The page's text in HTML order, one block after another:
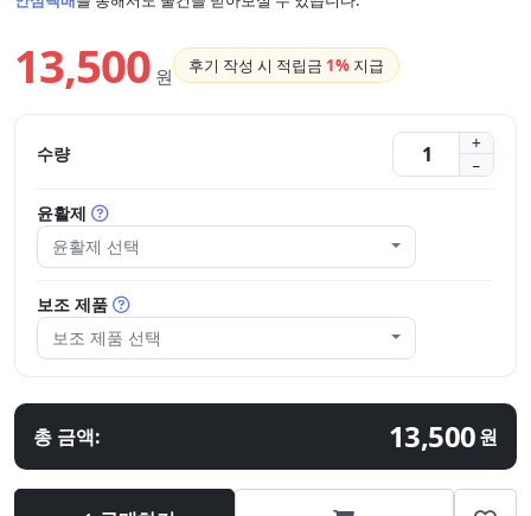
13,500 원 후기 작성 시 적립금 1% 지급
수량
윤활제
윤활제 선택
보조 제품
보조 제품 선택
총 금액: 13,500원